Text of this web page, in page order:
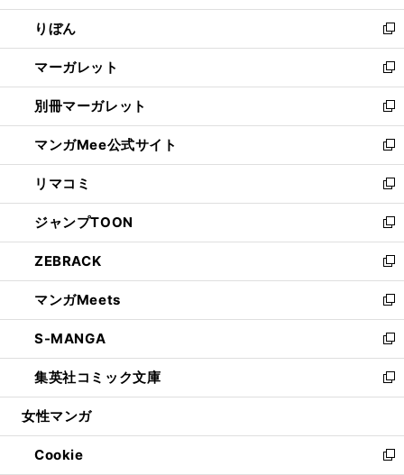
開
く
ウ
で
開
く
ン
ド
ウ
で
開
く
ウ
ィ
ン
ド
ウ
で
開
く
りぼん
新
し
い
ウ
ィ
ン
ド
ウ
で
開
く
マーガレット
新
し
い
ウ
ィ
ン
ド
ウ
で
開
く
別冊マーガレット
新
し
い
ウ
ィ
ン
ド
ウ
で
開
く
マンガMee公式サイト
新
し
い
ウ
ィ
ン
ド
ウ
で
開
く
リマコミ
新
し
い
ウ
ィ
ン
ド
ウ
で
開
く
ジャンプTOON
新
し
い
ウ
ィ
ン
ド
ウ
で
開
ZEBRACK
新
し
い
ウ
ィ
ン
ド
ウ
開
く
マンガMeets
新
し
い
ウ
ィ
ン
ウ
で
S-MANGA
新
し
い
ウ
ン
ド
集英社コミック文庫
新
し
ウ
ィ
女性マンガ
Cookie
新